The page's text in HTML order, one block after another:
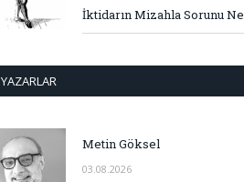
İktidarın Mizahla Sorunu Ne
YAZARLAR
Metin Göksel
03.08.2026